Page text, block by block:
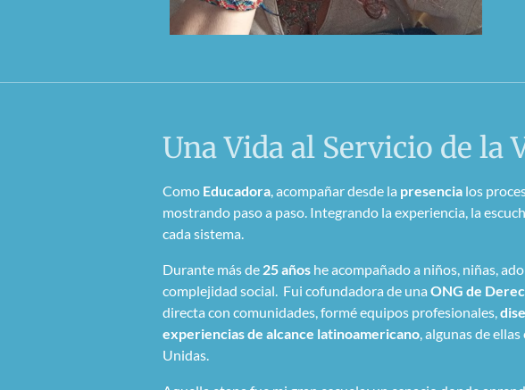
Una Vida al Servicio de la
Como Educadora, acompañar desde la presencia los
mostrando paso a paso. Integrando la experiencia, la
cada sistema.
Durante más de 25 años he acompañado a niños, niñas,
complejidad social. Fui cofundadora de una ONG de
directa con comunidades, formé equipos profesionales,
experiencias de alcance latinoamericano, algunas de
Unidas.